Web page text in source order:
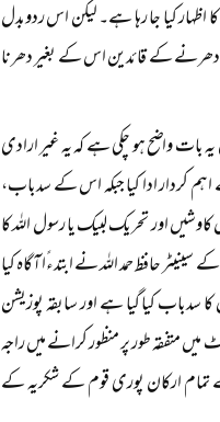
اظہار کیا جا رہا ہے۔ لیکن اس ردوبدل
کے قائدین اس کے بغیر دھرنا
بات واضح ہو چکی ہے کہ یہ غیر ارادی
کردار ادا کیا جبکہ اس کے سدباب،
اور تحریک لبیک یا رسول اللہ کا
حافظ حمد اللہ نے ابتدءًا آگاہ کیا
سدباب کیا گیا ہے اور سابقہ پوزیشن
متفقہ طور پر منظور کرانے میں راجہ
کے تمام ارکان پوری قوم کے شکریہ کے